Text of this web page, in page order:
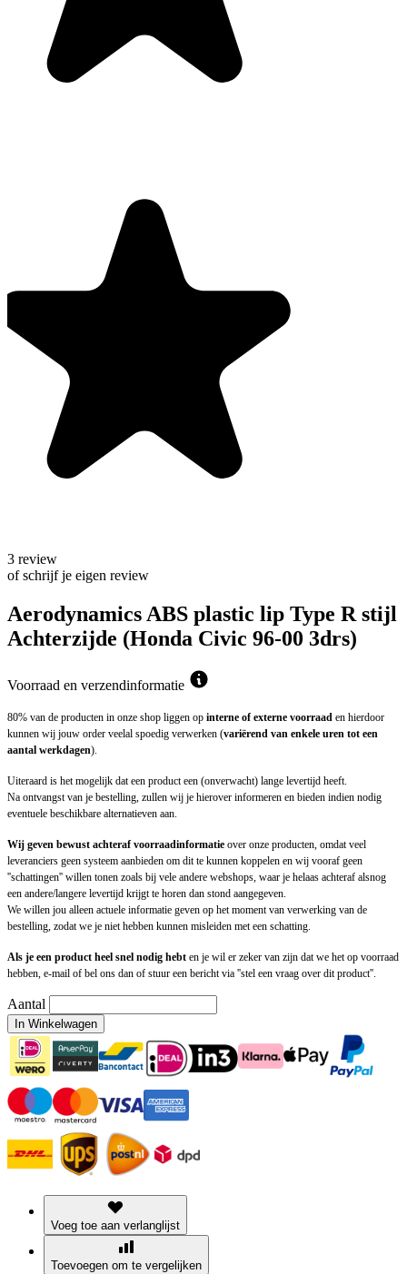
3 review
of schrijf je eigen review
Aerodynamics ABS plastic lip Type R stijl
Achterzijde (Honda Civic 96-00 3drs)
Voorraad en verzendinformatie
80% van de producten in onze shop liggen op interne of externe voorraad en hierdoor
kunnen wij jouw order veelal spoedig verwerken (variërend van enkele uren tot een
aantal werkdagen).
Uiteraard is het mogelijk dat een product een (onverwacht) lange levertijd heeft.
Na ontvangst van je bestelling, zullen wij je hierover informeren en bieden indien nodig
eventuele beschikbare alternatieven aan.
Wij geven bewust achteraf voorraadinformatie over onze producten, omdat veel
leveranciers geen systeem aanbieden om dit te kunnen koppelen en wij vooraf geen
''schattingen'' willen tonen zoals bij vele andere webshops, waar je helaas achteraf alsnog
een andere/langere levertijd krijgt te horen dan stond aangegeven.
We willen jou alleen actuele informatie geven op het moment van verwerking van de
bestelling, zodat we je niet hebben kunnen misleiden met een schatting.
Als je een product heel snel nodig hebt en je wil er zeker van zijn dat we het op voorraad
hebben, e-mail of bel ons dan of stuur een bericht via ''stel een vraag over dit product''.
Aantal
In Winkelwagen
Voeg toe aan verlanglijst
Toevoegen om te vergelijken